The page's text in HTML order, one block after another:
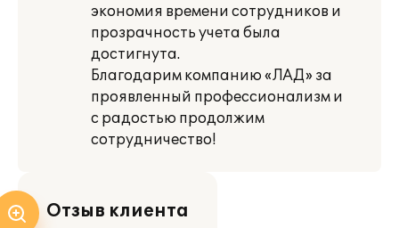
экономия времени сотрудников и
прозрачность учета была
достигнута.
Благодарим компанию «ЛАД» за
проявленный профессионализм и
с радостью продолжим
сотрудничество!
Отзыв клиента